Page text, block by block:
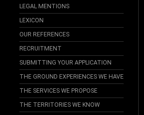
LEGAL MENTIONS
LEXICON
OUR REFERENCES
RECRUITMENT
SUBMITTING YOUR APPLICATION
THE GROUND EXPERIENCES WE HAVE
THE SERVICES WE PROPOSE
THE TERRITORIES WE KNOW